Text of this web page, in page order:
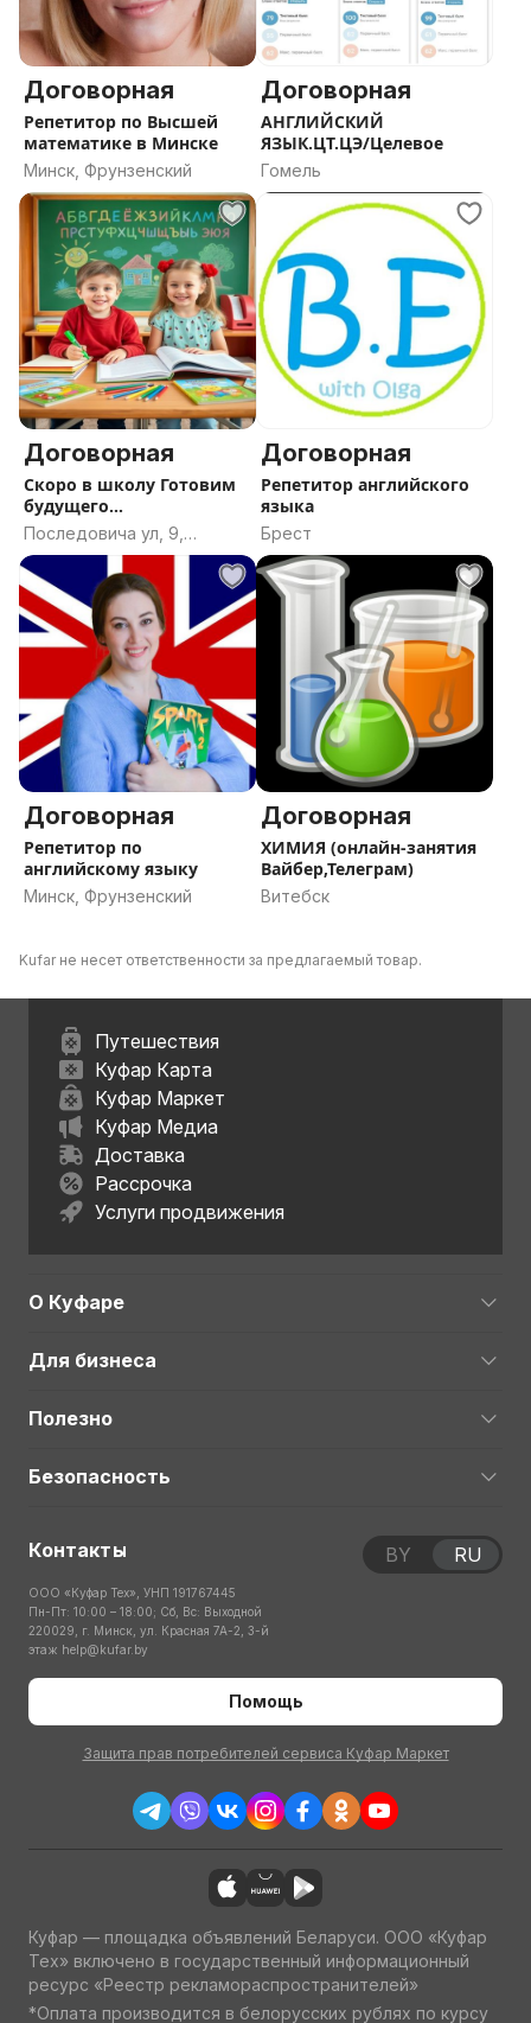
Договорная
Репетитор по Высшей
математике в Минске
Минск, Фрунзенский
Договорная
АНГЛИЙСКИЙ
ЯЗЫК.ЦТ.ЦЭ/Целевое
Гомель
Договорная
Скоро в школу Готовим
будущего
первоклассника
Последовича ул, 9,
Марьина Горка,
Пуховичский район,
Минская область
Договорная
Репетитор английского
языка
Брест
Договорная
Репетитор по
английскому языку
Минск, Фрунзенский
Договорная
ХИМИЯ (онлайн-занятия
Вайбер,Телеграм)
Витебск
Kufar не несет ответственности за предлагаемый товар.
Путешествия
Куфар Карта
Куфар Маркет
Куфар Медиа
Доставка
Рассрочка
Услуги продвижения
О Куфаре
Для бизнеса
Полезно
Безопасность
Контакты
ООО «Куфар Тех», УНП 191767445
Пн-Пт: 10:00 – 18:00; Сб, Вс: Выходной
220029, г. Минск, ул. Красная 7А-2, 3-й
этаж help@kufar.by
Помощь
Защита прав потребителей сервиса Куфар Маркет
BY RU
Куфар — площадка объявлений Беларуси. ООО «Куфар
Тех» включено в государственный информационный
ресурс «Реестр рекламораспространителей»
*Оплата производится в белорусских рублях по курсу